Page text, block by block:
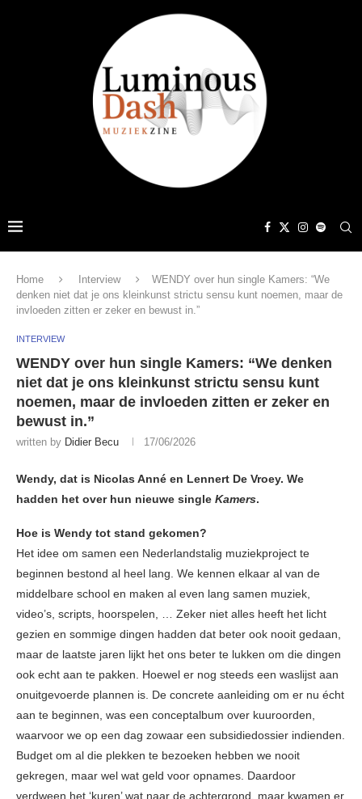
Home Interview
WENDY over hun single Kamers: “We
denken niet dat je ons kleinkunst strictu sensu kunt noemen, maar de
invloeden zitten er zeker en bewust in.”
INTERVIEW
WENDY over hun single Kamers: “We denken
niet dat je ons kleinkunst strictu sensu kunt
noemen, maar de invloeden zitten er zeker en
bewust in.”
written by Didier Becu 17/06/2026
Wendy, dat is Nicolas Anné en Lennert De Vroey. We
hadden het over hun nieuwe single Kamers.
Hoe is Wendy tot stand gekomen?
Het idee om samen een Nederlandstalig muziekproject te
beginnen bestond al heel lang. We kennen elkaar al van de
middelbare school en maken al even lang samen muziek,
video’s, scripts, hoorspelen, … Zeker niet alles heeft het licht
gezien en sommige dingen hadden dat beter ook nooit gedaan,
maar de laatste jaren lijkt het ons beter te lukken om die dingen
ook echt aan te pakken. Hoewel er nog steeds een waslijst aan
onuitgevoerde plannen is. De concrete aanleiding om er nu écht
aan te beginnen, was een conceptalbum over kuuroorden,
waarvoor we op een dag zowaar een subsidiedossier indienden.
Budget om al die plekken te bezoeken hebben we nooit
gekregen, maar wel wat geld voor opnames. Daardoor
verdween het ‘kuren’ wat naar de achtergrond, maar kwamen er